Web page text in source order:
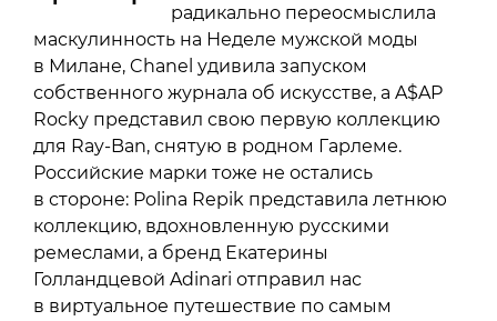
радикально переосмыслила
маскулинность на Неделе мужской моды
в Милане, Chanel удивила запуском
собственного журнала об искусстве, а A$AP
Rocky представил свою первую коллекцию
для Ray-Ban, снятую в родном Гарлеме.
Российские марки тоже не остались
в стороне: Polina Repik представила летнюю
коллекцию, вдохновленную русскими
ремеслами, а бренд Екатерины
Голландцевой Adinari отправил нас
в виртуальное путешествие по самым